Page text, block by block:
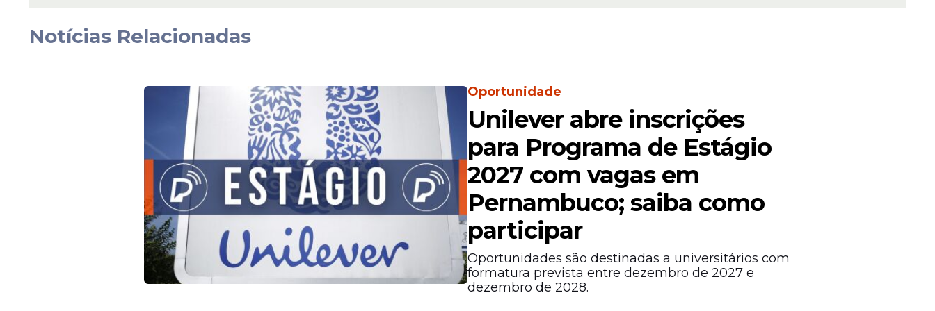
educação encerrará
inscrições na segunda (6)
Vagas e condições
Os aprovados atuarão com contrato por tempo determinado. O período mínimo será de 12 meses,
podendo chegar a até 24 meses consecutivos.
Notícias Relacionadas
Oportunidade
Unilever abre inscrições
para Programa de Estágio
2027 com vagas em
Pernambuco; saiba como
participar
Oportunidades são destinadas a universitários com
formatura prevista entre dezembro de 2027 e
dezembro de 2028.